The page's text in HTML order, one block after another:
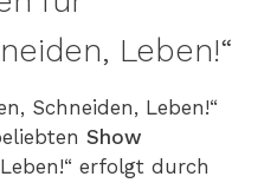
Leben!“
Schneiden, Leben!“
Show
erfolgt durch